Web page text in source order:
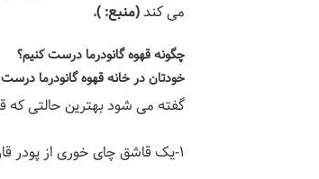
می کند(منبع: ).
چگونه قهوه گانودرما درست کنیم؟
خودتان در خانه قهوه گانودرما
گفته می شود بهترین حالتی که
۱-یک قاشق چای خوری از پودر قارچ گانودرما و ۳۲ اونس آب در یک ظرف بریزید و اجازه دهید تا بجوشد.